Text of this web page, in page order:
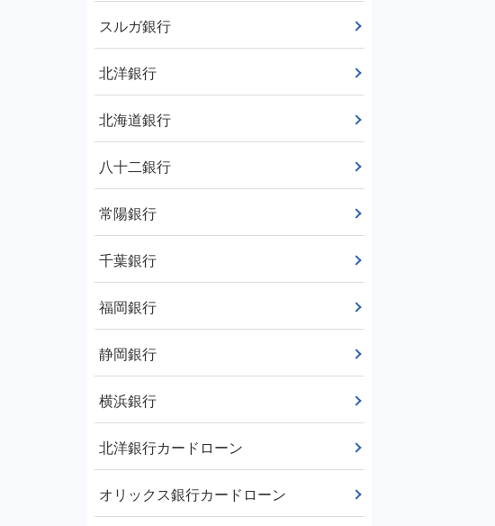
スルガ銀行
北洋銀行
北海道銀行
八十二銀行
常陽銀行
千葉銀行
福岡銀行
静岡銀行
横浜銀行
北洋銀行カードローン
オリックス銀行カードローン